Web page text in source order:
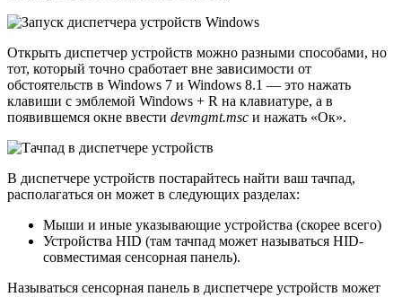
Открыть диспетчер устройств можно разными способами, но
тот, который точно сработает вне зависимости от
обстоятельств в Windows 7 и Windows 8.1 — это нажать
клавиши с эмблемой Windows + R на клавиатуре, а в
появившемся окне ввести devmgmt.msc и нажать «Ок».
В диспетчере устройств постарайтесь найти ваш тачпад,
располагаться он может в следующих разделах:
Мыши и иные указывающие устройства (скорее всего)
Устройства HID (там тачпад может называться HID-
совместимая сенсорная панель).
Называться сенсорная панель в диспетчере устройств может